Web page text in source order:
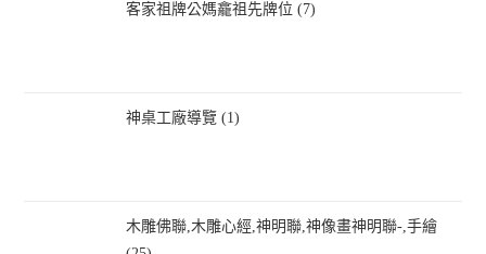
客家祖牌公媽龕祖先牌位 (7)
神桌工廠導覽 (1)
木雕佛聯,木雕心經,神明聯,神像畫神明聯-,手繪